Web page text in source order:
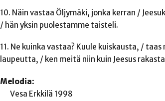
10. Näin vastaa Öljymäki, jonka kerran /
/ hän yksin puolestamme taisteli.
11. Ne kuinka vastaa? Kuule kuiskausta, /
laupeutta, / ken meitä niin kuin Jeesus
Melodia:
Vesa Erkkilä 1998